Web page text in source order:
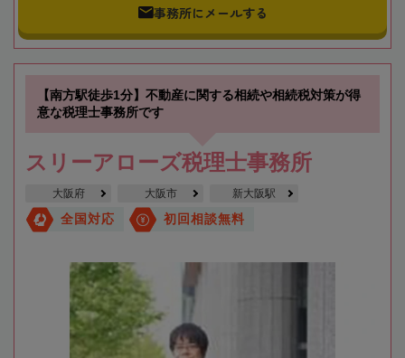
事務所にメールする
【南方駅徒歩1分】不動産に関する相続や相続税対策が得
意な税理士事務所です
スリーアローズ税理士事務所
大阪府 大阪市 新大阪駅
全国対応 初回相談無料